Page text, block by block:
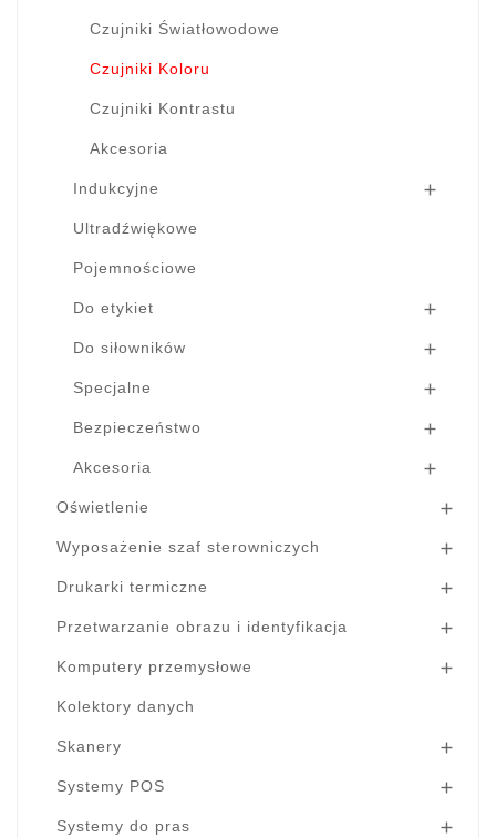
Czujniki Światłowodowe
Czujniki Koloru
Czujniki Kontrastu
Akcesoria
Indukcyjne 
Ultradźwiękowe
Pojemnościowe
Do etykiet 
Do siłowników 
Specjalne 
Bezpieczeństwo 
Akcesoria 
Oświetlenie 
Wyposażenie szaf sterowniczych 
Drukarki termiczne 
Przetwarzanie obrazu i identyfikacja 
Komputery przemysłowe 
Kolektory danych
Skanery 
Systemy POS 
Systemy do pras 